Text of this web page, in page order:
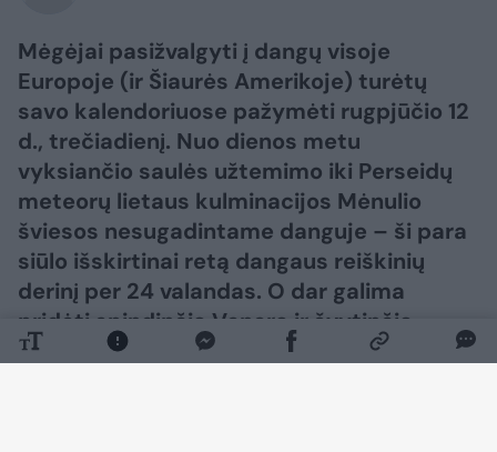
Mėgėjai pasižvalgyti į dangų visoje
Europoje (ir Šiaurės Amerikoje) turėtų
savo kalendoriuose pažymėti rugpjūčio 12
d., trečiadienį. Nuo dienos metu
vyksiančio saulės užtemimo iki Perseidų
meteorų lietaus kulminacijos Mėnulio
šviesos nesugadintame danguje – ši para
siūlo išskirtinai retą dangaus reiškinių
derinį per 24 valandas. O dar galima
pridėti spindinčią Venerą ir švytinčią
Paukščių Tako juostą po saulėlydžio – ir